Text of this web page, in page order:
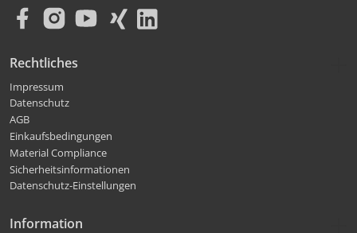
Rechtliches
Impressum
Datenschutz
AGB
Einkaufsbedingungen
Material Compliance
Sicherheitsinformationen
Datenschutz-Einstellungen
Information